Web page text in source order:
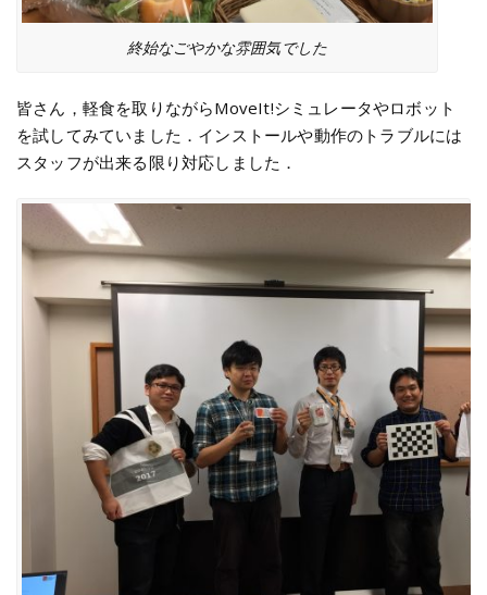
終始なごやかな雰囲気でした
皆さん，軽食を取りながらMoveIt!シミュレータやロボット
を試してみていました．インストールや動作のトラブルには
スタッフが出来る限り対応しました．